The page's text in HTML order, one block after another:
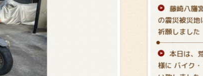
藤崎八旛
の震災被災地
祈願しました
本日は、
様に バイク